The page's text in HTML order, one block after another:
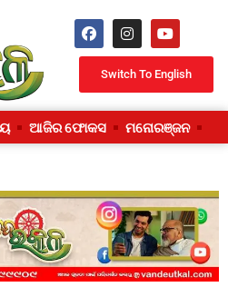
Switch To English
ଆଜିର ଫୋକସ ମନୋରଞ୍ଜନ